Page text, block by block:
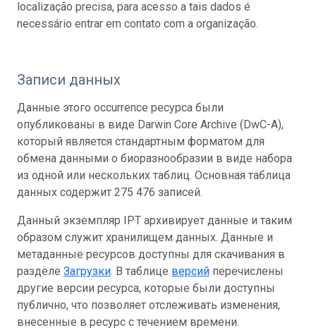
localização precisa, para acesso a tais dados é
necessário entrar em contato com a organização.
Записи данных
Данные этого occurrence ресурса были
опубликованы в виде Darwin Core Archive (DwC-A),
который является стандартным форматом для
обмена данными о биоразнообразии в виде набора
из одной или нескольких таблиц. Основная таблица
данных содержит 275 476 записей.
Данный экземпляр IPT архивирует данные и таким
образом служит хранилищем данных. Данные и
метаданные ресурсов доступны для скачивания в
разделе Загрузки. В таблице версий перечислены
другие версии ресурса, которые были доступны
публично, что позволяет отслеживать изменения,
внесенные в ресурс с течением времени.